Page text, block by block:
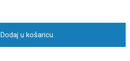
Dodaj u košaricu